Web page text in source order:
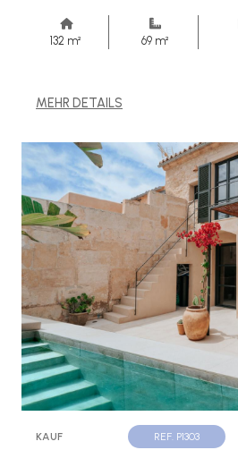
132 m² 69 m²
MEHR DETAILS
KAUF REF. P1303